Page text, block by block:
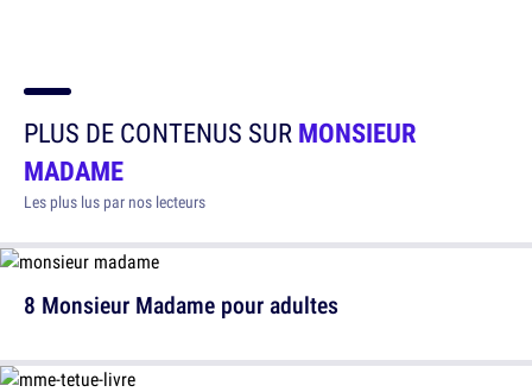
PLUS DE CONTENUS SURMONSIEUR
MADAME
Les plus lus par nos lecteurs
8 Monsieur Madame pour adultes